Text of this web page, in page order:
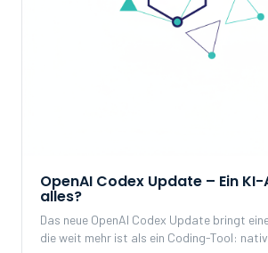
OpenAI Codex Update – Ein
alles?
Das neue OpenAI Codex Update bringt
die weit mehr ist als ein Coding-Tool: